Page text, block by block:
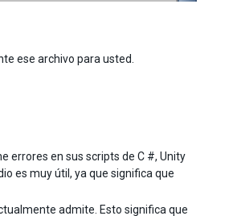
ese archivo para usted.
errores en sus scripts de C #, Unity
es muy útil, ya que significa que
admite. Esto significa que